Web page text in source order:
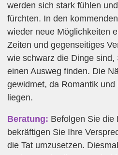
werden sich stark fühlen
fürchten. In den
wieder neue Möglichkeiten
Zeiten und gegenseitiges
wie schwarz die Dinge sind,
einen Ausweg finden. Die
gewidmet, da Romantik
liegen.
Beratung: Befolgen Sie die
bekräftigen Sie Ihre
die Tat umzusetzen.